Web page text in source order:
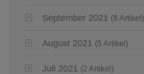
September 2021 (8 Artikel)
August 2021 (5 Artikel)
Juli 2021 (2 Artikel)